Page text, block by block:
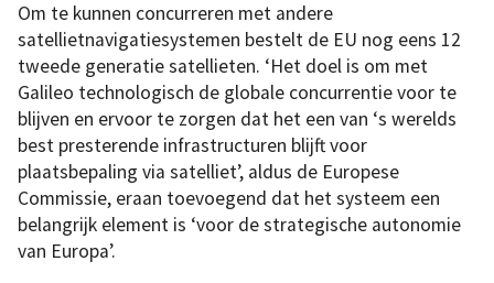
Om te kunnen concurreren met andere
satellietnavigatiesystemen bestelt de EU nog eens 12
tweede generatie satellieten. ‘Het doel is om met
Galileo technologisch de globale concurrentie voor te
blijven en ervoor te zorgen dat het een van ‘s werelds
best presterende infrastructuren blijft voor
plaatsbepaling via satelliet’, aldus de Europese
Commissie, eraan toevoegend dat het systeem een
belangrijk element is ‘voor de strategische autonomie
van Europa’.